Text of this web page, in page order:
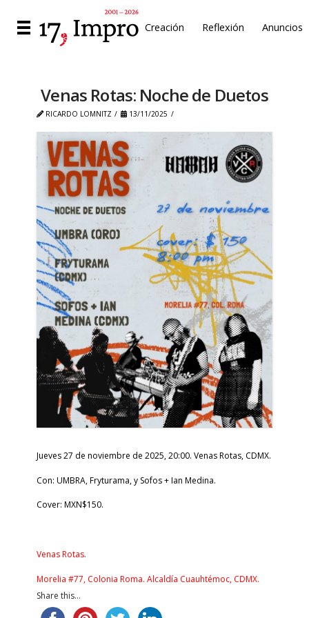
Creación Reflexión Anuncios
Venas Rotas: Noche de Duetos
RICARDO LOMNITZ 13/11/2025
Jueves 27 de noviembre de 2025, 20:00. Venas Rotas, CDMX.
Con: UMBRA, Fryturama, y Sofos + Ian Medina.
Cover: MXN$150.
Venas Rotas.
Morelia #77, Colonia Roma. Alcaldía Cuauhtémoc, CDMX.
Share this...